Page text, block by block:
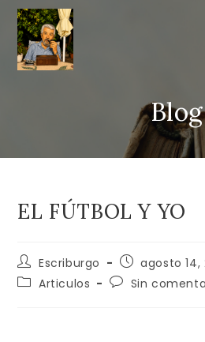
contenido
Blog
EL FÚTBOL Y YO
Autor
de
la
Escriburgo
Publicación
de
la
agosto 14,
Categoría
Articulos
Comentarios
Sin